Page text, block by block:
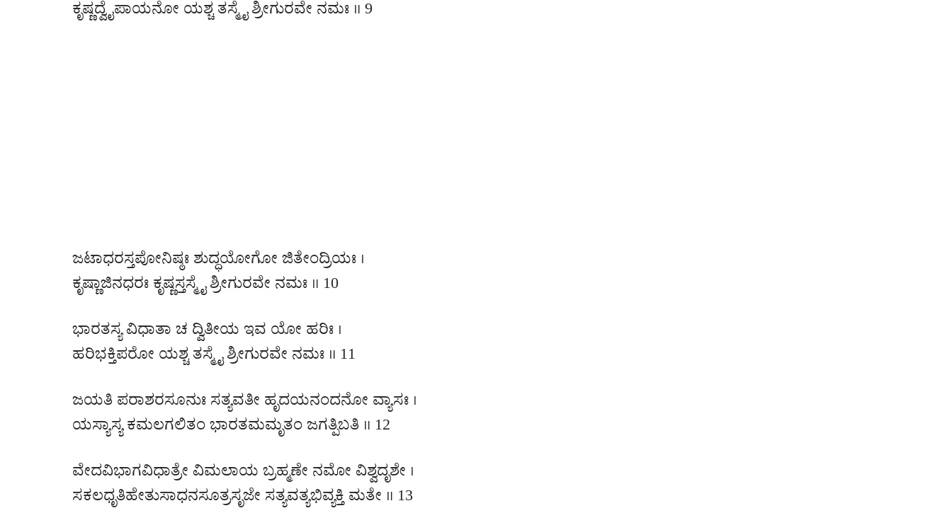
ಕೃಷ್ಣದ್ವೈಪಾಯನೋ ಯಶ್ಚ ತಸ್ಮೈ ಶ್ರೀಗುರವೇ ನಮಃ ॥ 9
ಜಟಾಧರಸ್ತಪೋನಿಷ್ಠಃ ಶುದ್ಧಯೋಗೋ ಜಿತೇಂದ್ರಿಯಃ ।
ಕೃಷ್ಣಾಜಿನಧರಃ ಕೃಷ್ಣಸ್ತಸ್ಮೈ ಶ್ರೀಗುರವೇ ನಮಃ ॥ 10
ಭಾರತಸ್ಯ ವಿಧಾತಾ ಚ ದ್ವಿತೀಯ ಇವ ಯೋ ಹರಿಃ ।
ಹರಿಭಕ್ತಿಪರೋ ಯಶ್ಚ ತಸ್ಮೈ ಶ್ರೀಗುರವೇ ನಮಃ ॥ 11
ಜಯತಿ ಪರಾಶರಸೂನುಃ ಸತ್ಯವತೀ ಹೃದಯನಂದನೋ ವ್ಯಾಸಃ ।
ಯಸ್ಯಾಸ್ಯ ಕಮಲಗಲಿತಂ ಭಾರತಮಮೃತಂ ಜಗತ್ಪಿಬತಿ ॥ 12
ವೇದವಿಭಾಗವಿಧಾತ್ರೇ ವಿಮಲಾಯ ಬ್ರಹ್ಮಣೇ ನಮೋ ವಿಶ್ವದೃಶೇ ।
ಸಕಲಧೃತಿಹೇತುಸಾಧನಸೂತ್ರಸೃಜೇ ಸತ್ಯವತ್ಯಭಿವ್ಯಕ್ತಿ ಮತೇ ॥ 13